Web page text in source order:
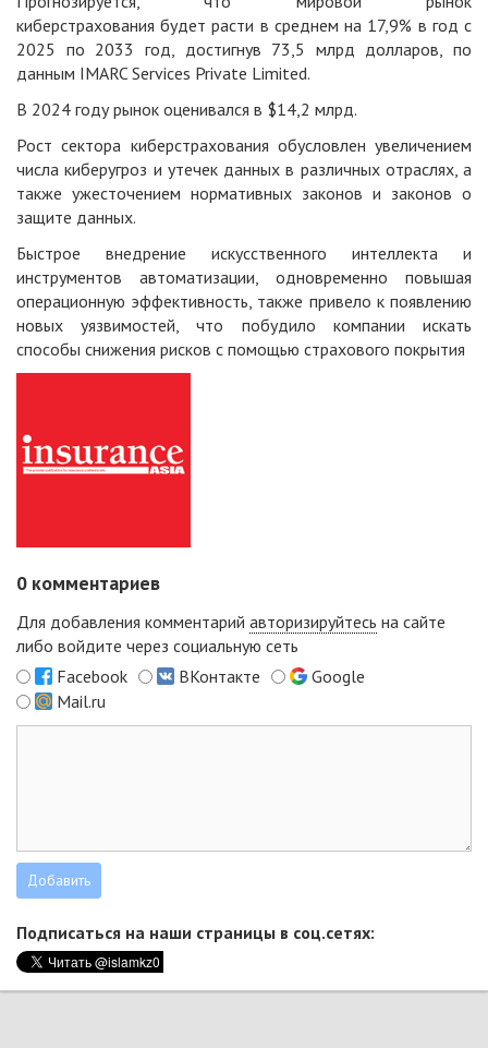
киберстрахования будет расти в среднем на 17,9% в год с
2025 по 2033 год, достигнув 73,5 млрд долларов, по
данным IMARC Services Private Limited.
В 2024 году рынок оценивался в $14,2 млрд.
Рост сектора киберстрахования обусловлен увеличением
числа киберугроз и утечек данных в различных отраслях, а
также ужесточением нормативных законов и законов о
защите данных.
Быстрое внедрение искусственного интеллекта и
инструментов автоматизации, одновременно повышая
операционную эффективность, также привело к появлению
новых уязвимостей, что побудило компании искать
способы снижения рисков с помощью страхового покрытия
0 комментариев
Для добавления комментарий авторизируйтесь на сайте
либо войдите через социальную сеть
Facebook
ВКонтакте
Google
Mail.ru
Подписаться на наши страницы в соц.сетях: